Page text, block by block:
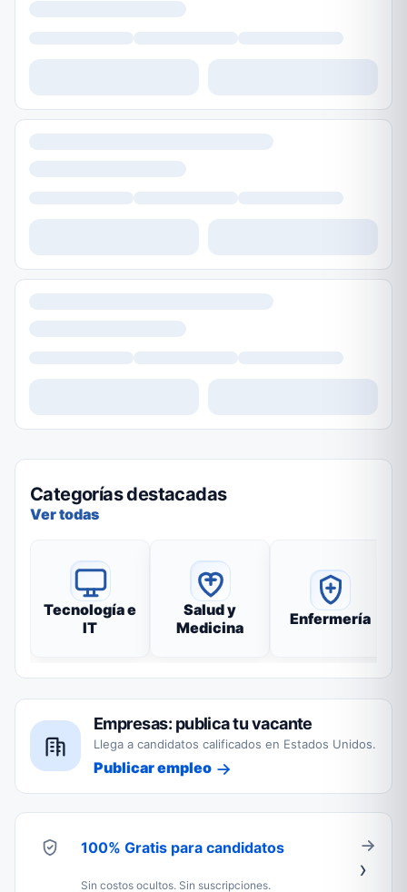
Categorías destacadas
Ver todas
Tecnología e
IT
Salud y
Medicina
Enfermería
Empresas: publica tu vacante
Llega a candidatos calificados en Estados Unidos.
Publicar empleo
100% Gratis para candidatos
Sin costos ocultos. Sin suscripciones.